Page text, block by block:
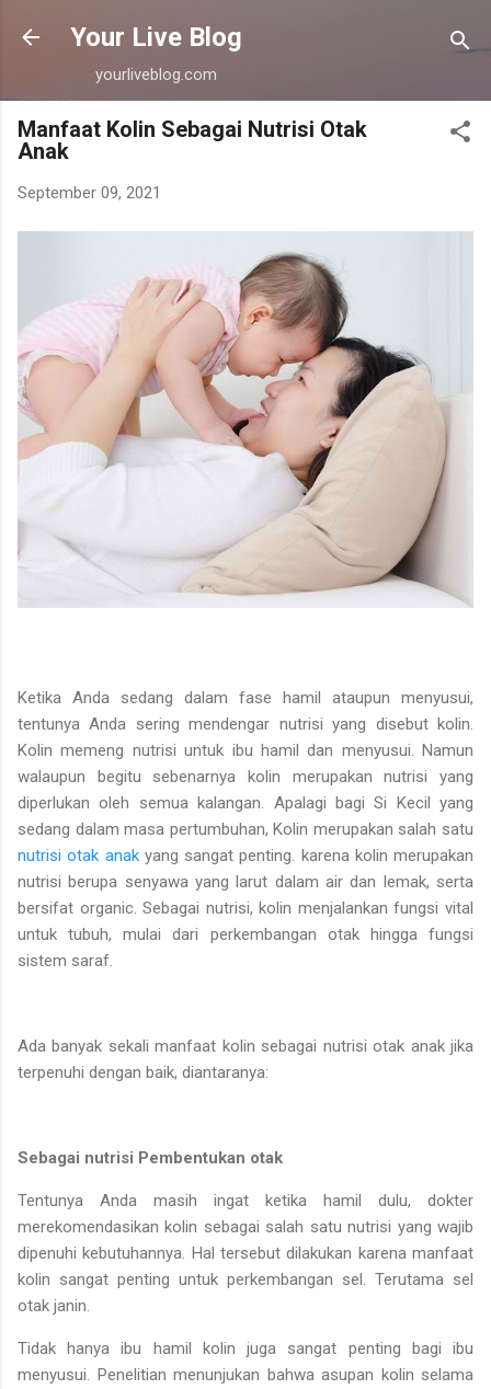
Langsung ke konten utama
Your Live Blog
yourliveblog.com
Manfaat Kolin Sebagai Nutrisi Otak
Anak
September 09, 2021
Ketika Anda sedang dalam fase hamil ataupun menyusui,
tentunya Anda sering mendengar nutrisi yang disebut kolin.
Kolin memeng nutrisi untuk ibu hamil dan menyusui. Namun
walaupun begitu sebenarnya kolin merupakan nutrisi yang
diperlukan oleh semua kalangan. Apalagi bagi Si Kecil yang
sedang dalam masa pertumbuhan, Kolin merupakan salah satu
nutrisi otak anakyang sangat penting. karena kolin merupakan
nutrisi berupa senyawa yang larut dalam air dan lemak, serta
bersifat organic. Sebagai nutrisi, kolin menjalankan fungsi vital
untuk tubuh, mulai dari perkembangan otak hingga fungsi
sistem saraf.
Ada banyak sekali manfaat kolin sebagai nutrisi otak anak jika
terpenuhi dengan baik, diantaranya:
Sebagai nutrisi Pembentukan otak
Tentunya Anda masih ingat ketika hamil dulu, dokter
merekomendasikan kolin sebagai salah satu nutrisi yang wajib
dipenuhi kebutuhannya. Hal tersebut dilakukan karena manfaat
kolin sangat penting untuk perkembangan sel. Terutama sel
otak janin.
Tidak hanya ibu hamil kolin juga sangat penting bagi ibu
menyusui. Penelitian menunjukan bahwa asupan kolin selama